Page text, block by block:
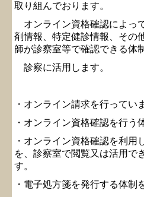
取り組んでおります。
オンライン資格確認によっ
剤情報、特定健診情報、その
師が診察室等で確認できる体
診察に活用します。
・オンライン請求を行ってい
・オンライン資格確認を行う
・オンライン資格確認を利用
を、診察室で閲覧又は活用で
す。
・電子処方箋を発行する体制